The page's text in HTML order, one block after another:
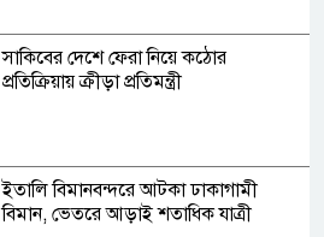
সাকিবের দেশে ফেরা নিয়ে কঠোর
প্রতিক্রিয়ায় ক্রীড়া প্রতিমন্ত্রী
ইতালি বিমানবন্দরে আটকা ঢাকাগামী
বিমান, ভেতরে আড়াই শতাধিক যাত্রী